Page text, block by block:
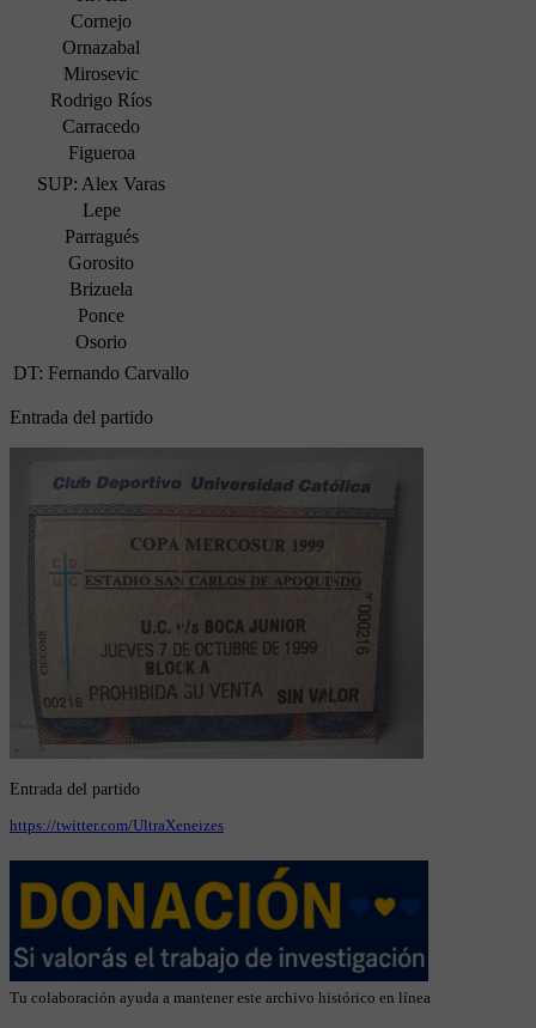
Cornejo
Ornazabal
Mirosevic
Rodrigo Ríos
Carracedo
Figueroa
SUP: Alex Varas
Lepe
Parragués
Gorosito
Brizuela
Ponce
Osorio
DT: Fernando Carvallo
Entrada del partido
Entrada del partido
https://twitter.com/UltraXeneizes
Tu colaboración ayuda a mantener este archivo histórico en línea